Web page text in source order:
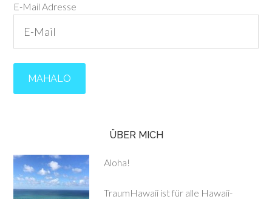
E-Mail Adresse
ÜBER MICH
Aloha!
TraumHawaii ist für alle Hawaii-